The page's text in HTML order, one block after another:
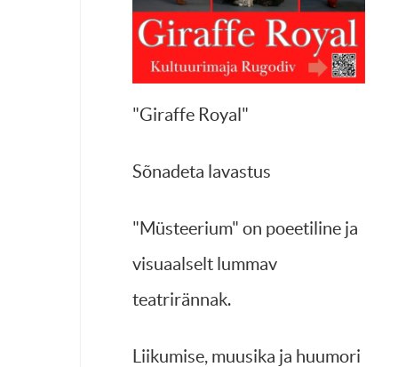
"Giraffe Royal"
Sõnadeta lavastus
"Müsteerium" on poeetiline ja
visuaalselt lummav
teatrirännak.
Liikumise, muusika ja huumori